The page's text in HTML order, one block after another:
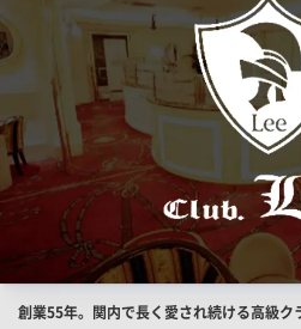
覧
用
画
店
創業55年。関内で長く愛され続ける高級ク